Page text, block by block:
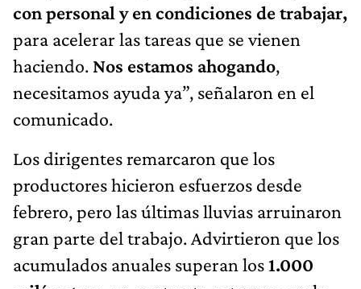
con personal y en condiciones de trabajar,
para acelerar las tareas que se vienen
haciendo. Nos estamos ahogando,
necesitamos ayuda ya”, señalaron en el
comunicado.
Los dirigentes remarcaron que los
productores hicieron esfuerzos desde
febrero, pero las últimas lluvias arruinaron
gran parte del trabajo. Advirtieron que los
acumulados anuales superan los1.000